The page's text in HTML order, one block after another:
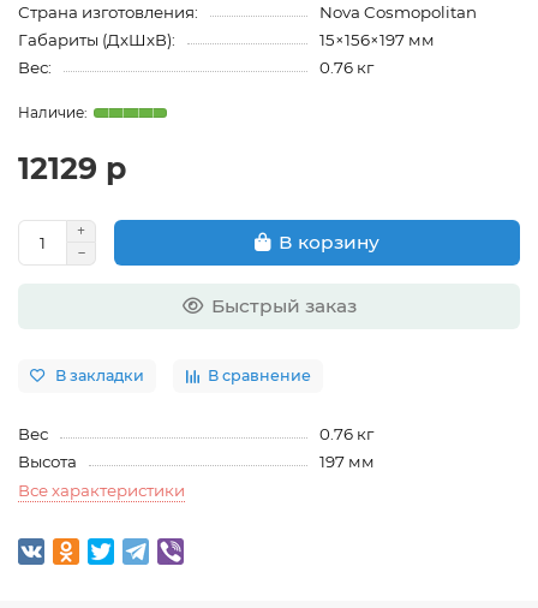
Страна изготовления:
Nova Cosmopolitan
Габариты (ДхШхВ):
15×156×197 мм
Вес:
0.76 кг
12129 р
В корзину
Быстрый заказ
В закладки В сравнение
Вес
0.76 кг
Высота
197 мм
Все характеристики